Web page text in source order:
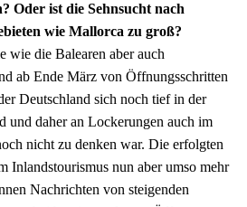
Oder ist die Sehnsucht nach
wie Mallorca zu groß?
wie die Balearen aber auch
ab Ende März von Öffnungsschritten
Deutschland sich noch tief in der
und daher an Lockerungen auch im
nicht zu denken war. Die erfolgten
Inlandstourismus nun aber umso mehr
Nachrichten von steigenden